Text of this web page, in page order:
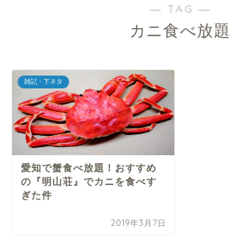
― TAG ―
カニ食べ放題
雑記・下ネタ
愛知で蟹食べ放題！おすすめ
の『明山荘』でカニを食べす
ぎた件
2019年3月7日